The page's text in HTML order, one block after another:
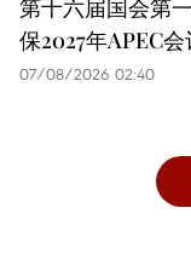
第十六届国会第
保2027年APEC
07/08/2026 02:40